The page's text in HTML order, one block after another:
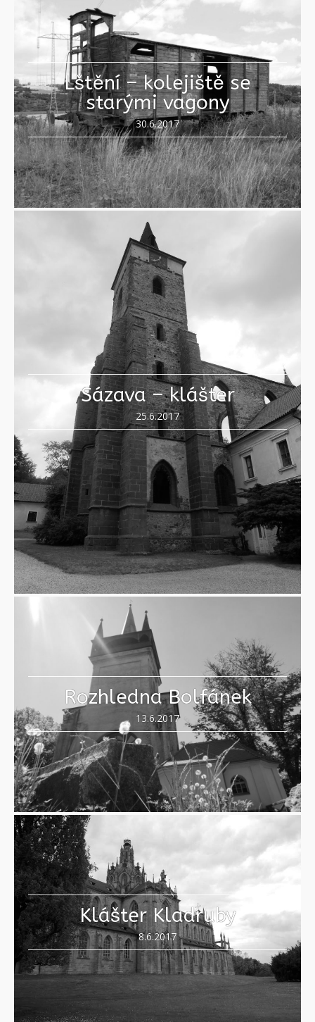
Lštění – kolejiště se
starými vagony
30.6.2017
Sázava – klášter
25.6.2017
Rozhledna Bolfánek
13.6.2017
Klášter Kladruby
8.6.2017